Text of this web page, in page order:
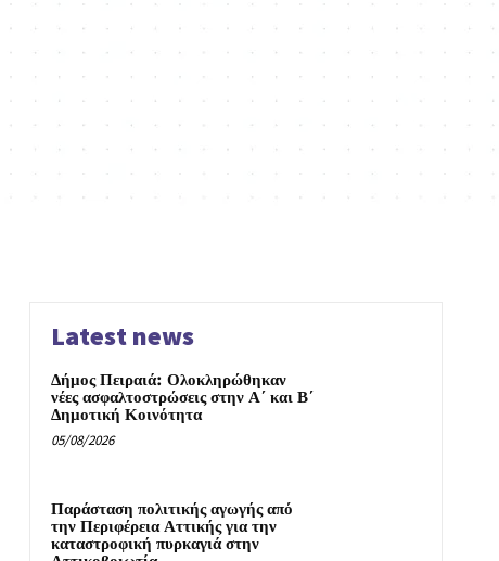
Latest news
Δήμος Πειραιά: Ολοκληρώθηκαν
νέες ασφαλτοστρώσεις στην Α΄ και Β΄
Δημοτική Κοινότητα
05/08/2026
Παράσταση πολιτικής αγωγής από
την Περιφέρεια Αττικής για την
καταστροφική πυρκαγιά στην